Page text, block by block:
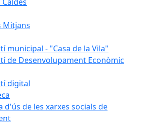
Mitjans
municipal - "Casa de la Vila"
de Desenvolupament Econòmic
digital
d'ús de les xarxes socials de